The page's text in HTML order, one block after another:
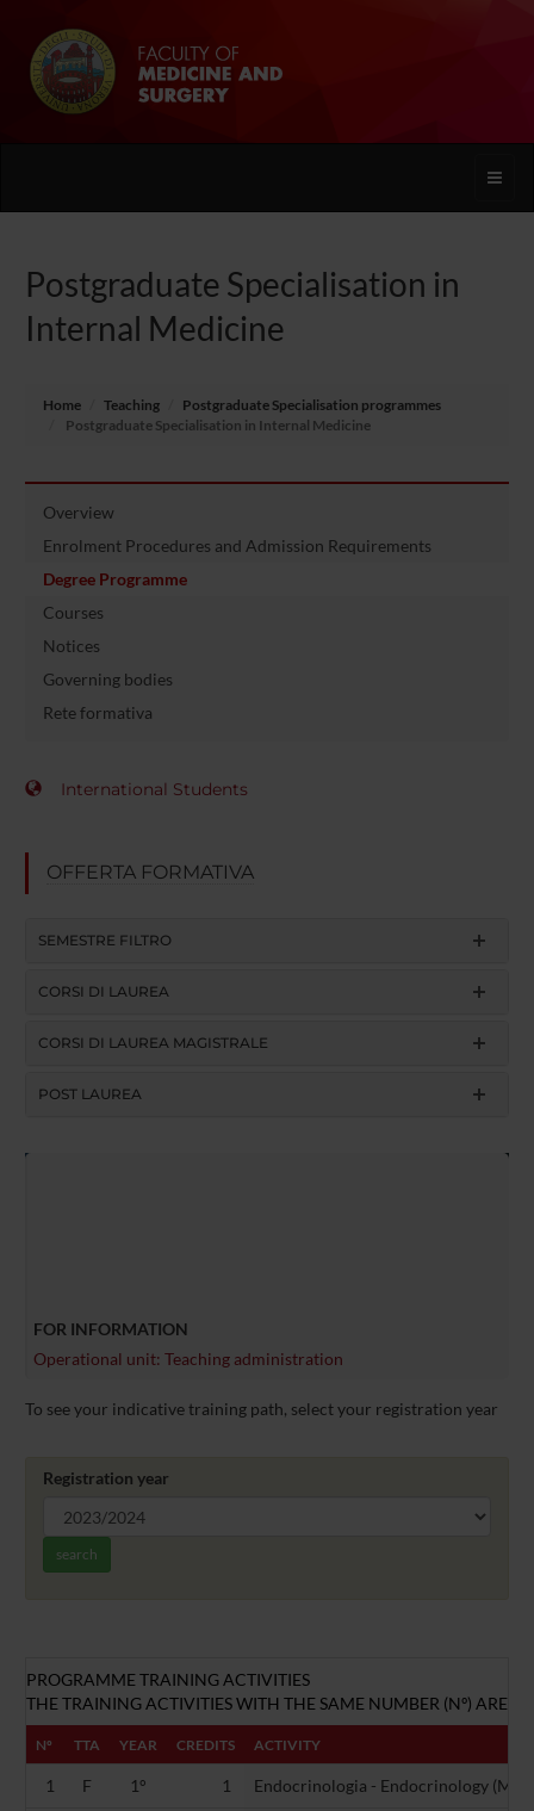
Toggle
Postgraduate Specialisation in
Internal Medicine
Home Teaching
Postgraduate Specialisation programmes
Postgraduate Specialisation in Internal Medicine
Overview
Enrolment Procedures and Admission Requirements
Degree Programme
Courses
Notices
Governing bodies
Rete formativa
International Students
OFFERTA FORMATIVA
SEMESTRE FILTRO
CORSI DI LAUREA
CORSI DI LAUREA MAGISTRALE
POST LAUREA
FOR INFORMATION
Operational unit: Teaching administration
To see your indicative training path, select your registration year
Registration year
search
PROGRAMME TRAINING ACTIVITIES
THE TRAINING ACTIVITIES WITH THE SAME NUMBER (Nº) ARE
Nº TTA YEAR CREDITS ACTIVITY
1 F 1° 1 Endocrinologia - Endocrinology